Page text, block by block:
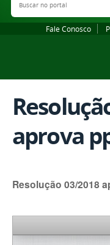
Fale Conosco
aprova
Resolução 03/2018